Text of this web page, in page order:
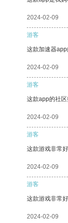
2024-02-09
游客
这款加速器app
2024-02-09
游客
这款app的社区
2024-02-09
游客
这款游戏非常
2024-02-09
游客
这款游戏非常
2024-02-09